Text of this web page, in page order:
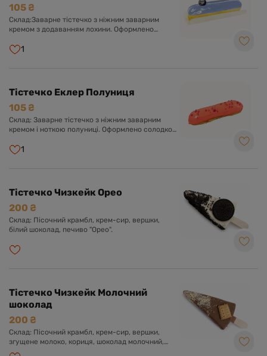
105 ₴
Склад:Заварне тістечко з ніжним заварним
кремом з додаванням лохини. Оформлено
1
Тістечко Еклер Полуниця
105 ₴
Склад: Заварне тістечко з ніжним заварним
кремом і ноткою полуниці. Оформлено солодкою
1
Тістечко Чизкейк Орео
200 ₴
Склад: Пісочний крамбл, крем-сир, вершки,
білий шоколад, печиво "Орео".
Тістечко Чизкейк Молочний
шоколад
200 ₴
Склад: Пісочний крамбл, крем-сир, вершки,
згущене молоко, кориця, шоколад молочний,
шоколад чорний.